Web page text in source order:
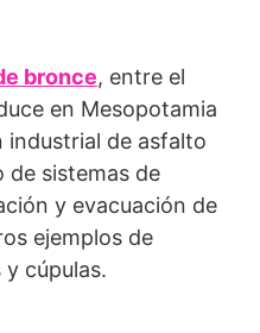
bronce, entre el
en Mesopotamia
industrial de asfalto
de sistemas de
y evacuación de
ejemplos de
cúpulas.